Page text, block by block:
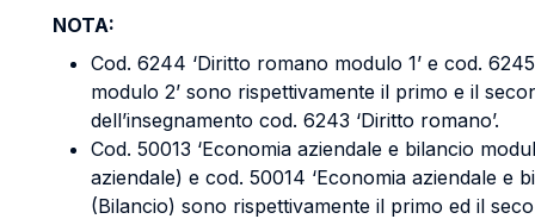
NOTA:
Cod. 6244 ‘Diritto romano modulo 1’ e cod.
modulo 2’ sono rispettivamente il primo e il
dell’insegnamento cod. 6243 ‘Diritto romano’.
Cod. 50013 ‘Economia aziendale e bilancio
aziendale) e cod. 50014 ‘Economia aziendale e
(Bilancio) sono rispettivamente il primo ed il